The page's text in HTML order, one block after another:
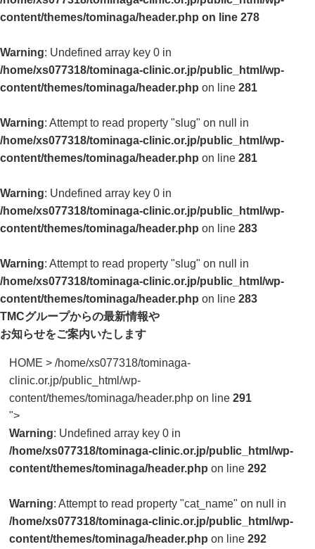
content/themes/tominaga/header.php on line 278
Warning: Undefined array key 0 in
/home/xs077318/tominaga-clinic.or.jp/public_html/wp-
content/themes/tominaga/header.php on line 281
Warning: Attempt to read property "slug" on null in
/home/xs077318/tominaga-clinic.or.jp/public_html/wp-
content/themes/tominaga/header.php on line 281
Warning: Undefined array key 0 in
/home/xs077318/tominaga-clinic.or.jp/public_html/wp-
content/themes/tominaga/header.php on line 283
Warning: Attempt to read property "slug" on null in
/home/xs077318/tominaga-clinic.or.jp/public_html/wp-
content/themes/tominaga/header.php on line 283
TMCグループからの最新情報や
お知らせをご案内いたします
HOME >/home/xs077318/tominaga-
clinic.or.jp/public_html/wp-
content/themes/tominaga/header.php on line291
">
Warning: Undefined array key 0 in
/home/xs077318/tominaga-clinic.or.jp/public_html/wp-
content/themes/tominaga/header.php on line292
Warning: Attempt to read property "cat_name" on null in
/home/xs077318/tominaga-clinic.or.jp/public_html/wp-
content/themes/tominaga/header.php on line292